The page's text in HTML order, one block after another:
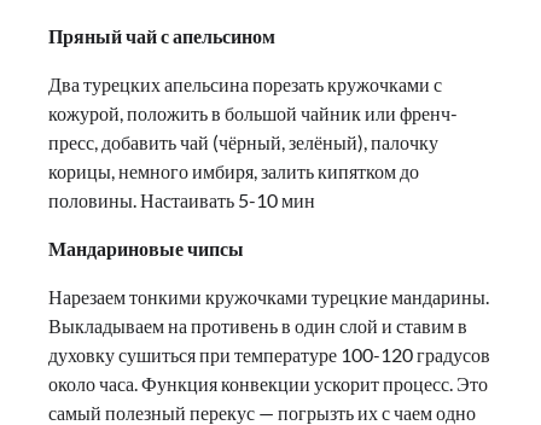
Пряный чай с апельсином
Два турецких апельсина порезать кружочками с
кожурой, положить в большой чайник или френч-
пресс, добавить чай (чёрный, зелёный), палочку
корицы, немного имбиря, залить кипятком до
половины. Настаивать 5-10 мин
Мандариновые чипсы
Нарезаем тонкими кружочками турецкие мандарины.
Выкладываем на противень в один слой и ставим в
духовку сушиться при температуре 100-120 градусов
около часа. Функция конвекции ускорит процесс. Это
самый полезный перекус — погрызть их с чаем одно